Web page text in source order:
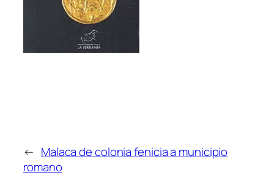
← Malaca de colonia fenicia a municipio
romano